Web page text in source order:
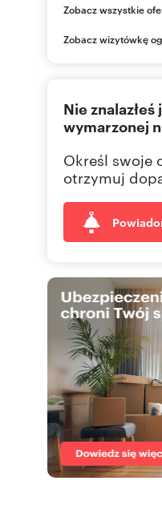
ul. Spokojna 2/U3
lubelskie
814581
Zobacz wszystkie
Zobacz wizytówkę
Nie
wymarzonej
Określ swoje
otrzymuj